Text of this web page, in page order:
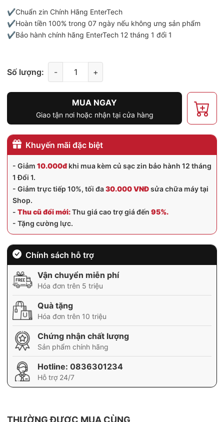
✔️Chuẩn zin Chính Hãng EnterTech
✔️Hoàn tiền 100% trong 07 ngày nếu không ưng sản phẩm
✔️Bảo hành chính hãng EnterTech 12 tháng 1 đổi 1
Số lượng: - +
MUA NGAY
Giao tận nơi hoặc nhận tại cửa hàng
Khuyến mãi đặc biệt
- Giảm 10.000đ khi mua kèm củ sạc zin bảo hành 12 tháng
1 Đổi 1.
- Giảm trực tiếp 10%, tối đa30.000 VNĐsửa chữa máy tại
Shop.
- Thu cũ đổi mới:Thu giá cao trợ giá đến 95%.
- Tặng cường lực.
Chính sách hỗ trợ
Vận chuyển miễn phí
Hóa đơn trên 5 triệu
Quà tặng
Hóa đơn trên 10 triệu
Chứng nhận chất lượng
Sản phẩm chính hãng
Hotline: 0836301234
Hỗ trợ 24/7
THƯỜNG ĐƯỢC MUA CÙNG